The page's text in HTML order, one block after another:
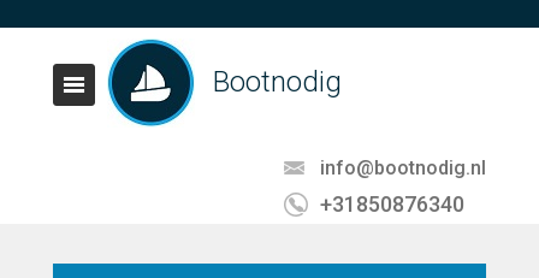
Bootnodig
info@bootnodig.nl
+31850876340